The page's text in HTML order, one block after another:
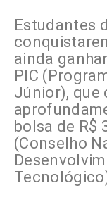
Estudantes
ainda
PIC
Júnior), que
bolsa de R$
(Conselho